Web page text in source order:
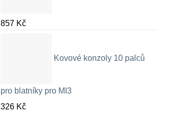
857 Kč
Kovové konzoly 10 palců
pro blatníky pro MI3
326 Kč